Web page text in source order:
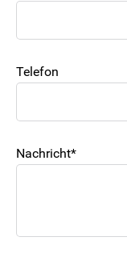
Telefon
Nachricht*